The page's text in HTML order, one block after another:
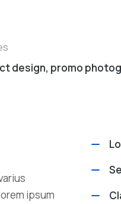
design, promo
ipsum